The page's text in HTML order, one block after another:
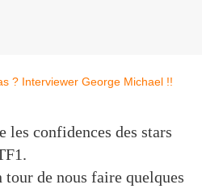
confidences des stars
de nous faire quelques